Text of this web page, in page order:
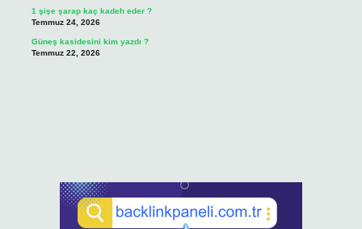
1 şişe şarap kaç kadeh eder ?
Temmuz 24, 2026
Güneş kasidesini kim yazdı ?
Temmuz 22, 2026